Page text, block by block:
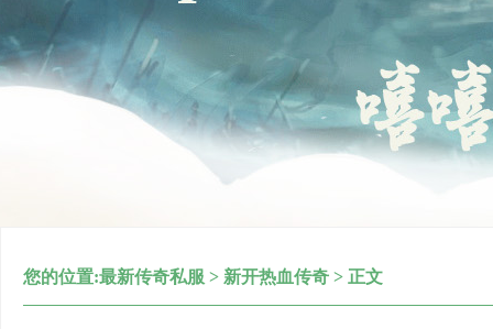
您的位置:最新传奇私服 > 新开热血传奇 > 正文